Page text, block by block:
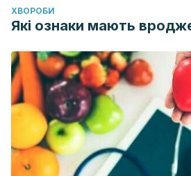
ХВОРОБИ
Які ознаки мають